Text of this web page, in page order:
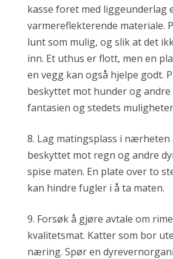
kasse foret med liggeunderlag
varmereflekterende materiale.
lunt som mulig, og slik at det
inn. Et uthus er flott, men en
en vegg kan også hjelpe godt.
beskyttet mot hunder og
fantasien og stedets
8. Lag matingsplass i nærheten
beskyttet mot regn og andre
spise maten. En plate over to
kan hindre fugler i å ta maten.
9. Forsøk å gjøre avtale om
kvalitetsmat. Katter som bor
næring. Spør en